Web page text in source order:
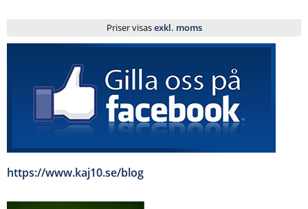
Priser visasexkl. moms
https://www.kaj10.se/blog